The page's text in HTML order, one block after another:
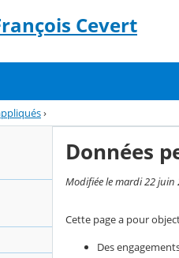
Cevert
›
Données
Modifiée le mardi 22 juin
Cette page a pour
Des